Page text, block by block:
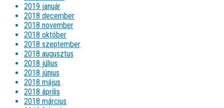
2019 január
2018 december
2018 november
2018 október
2018 szeptember
2018 augusztus
2018 július
2018 június
2018 május
2018 április
2018 március